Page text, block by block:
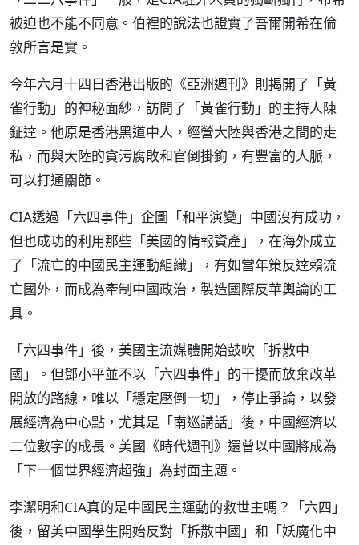
被迫也不能不同意。伯裡的說法也證實了吾爾開希在倫
敦所言是實。
今年六月十四日香港出版的《亞洲週刊》則揭開了「黃
雀行動」的神秘面紗，訪問了「黃雀行動」的主持人陳
鉦達。他原是香港黑道中人，經營大陸與香港之間的走
私，而與大陸的貪污腐敗和官倒掛鉤，有豐富的人脈，
可以打通關節。
CIA透過「六四事件」企圖「和平演變」中國沒有成功，
但也成功的利用那些「美國的情報資產」，在海外成立
了「流亡的中國民主運動組織」，有如當年策反達賴流
亡國外，而成為牽制中國政治，製造國際反華輿論的工
具。
「六四事件」後，美國主流媒體開始鼓吹「拆散中
國」。但鄧小平並不以「六四事件」的干擾而放棄改革
開放的路線，唯以「穩定壓倒一切」，停止爭論，以發
展經濟為中心點，尤其是「南巡講話」後，中國經濟以
二位數字的成長。美國《時代週刊》還曾以中國將成為
「下一個世界經濟超強」為封面主題。
李潔明和CIA真的是中國民主運動的救世主嗎？「六四」
後，留美中國學生開始反對「拆散中國」和「妖魔化中